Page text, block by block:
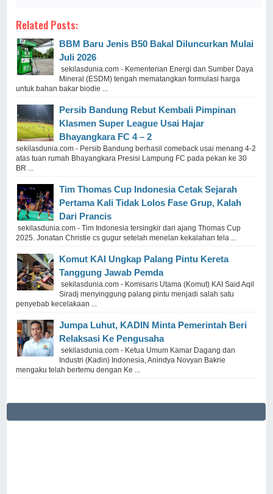
Related Posts:
BBM Baru Jenis B50 Bakal Diluncurkan Mulai
Juli 2026
sekilasdunia.com - Kementerian Energi dan Sumber Daya
Mineral (ESDM) tengah mematangkan formulasi harga
untuk bahan bakar biodie ...
Persib Bandung Rebut Kembali Pimpinan
Klasmen Super League Usai Hajar
Bhayangkara FC 4 – 2
sekilasdunia.com - Persib Bandung berhasil comeback usai menang 4-2
atas tuan rumah Bhayangkara Presisi Lampung FC pada pekan ke 30
BR ...
Tim Thomas Cup Indonesia Cetak Sejarah
Pertama Kali Tidak Lolos Fase Grup, Kalah
Dari Prancis
sekilasdunia.com - Tim Indonesia tersingkir dari ajang Thomas Cup
2025. Jonatan Christie cs gugur setelah menelan kekalahan tela ...
Komut KAI Ungkap Palang Pintu Kereta
Tanggung Jawab Pemda
sekilasdunia.com - Komisaris Utama (Komut) KAI Said Aqil
Siradj menyinggung palang pintu menjadi salah satu
penyebab kecelakaan ...
Jumpa Luhut, KADIN Minta Pemerintah Beri
Relaksasi Ke Pengusaha
sekilasdunia.com - Ketua Umum Kamar Dagang dan
Industri (Kadin) Indonesia, Anindya Novyan Bakrie
mengaku telah bertemu dengan Ke ...